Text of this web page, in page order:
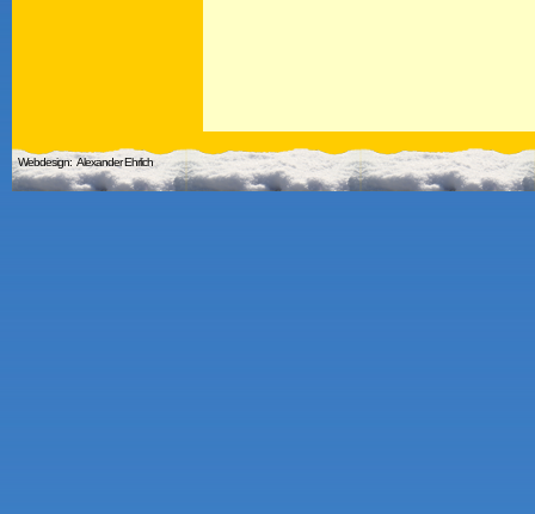
Webdesign: Alexander Ehrlich